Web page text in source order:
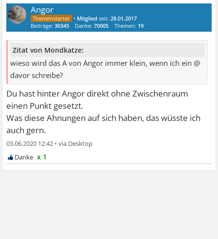
Angor
• Mitglied seit:28.01.2017
Beiträge:30345 Danke:70005 Themen: 19
Zitat von Mondkatze:
wieso wird das A von Angor immer klein, wenn ich ein @
davor schreibe?
Du hast hinter Angor direkt ohne Zwischenraum
einen Punkt gesetzt.
Was diese Ahnungen auf sich haben, das wüsste ich
auch gern.
03.06.2020 12:42 •
x 1